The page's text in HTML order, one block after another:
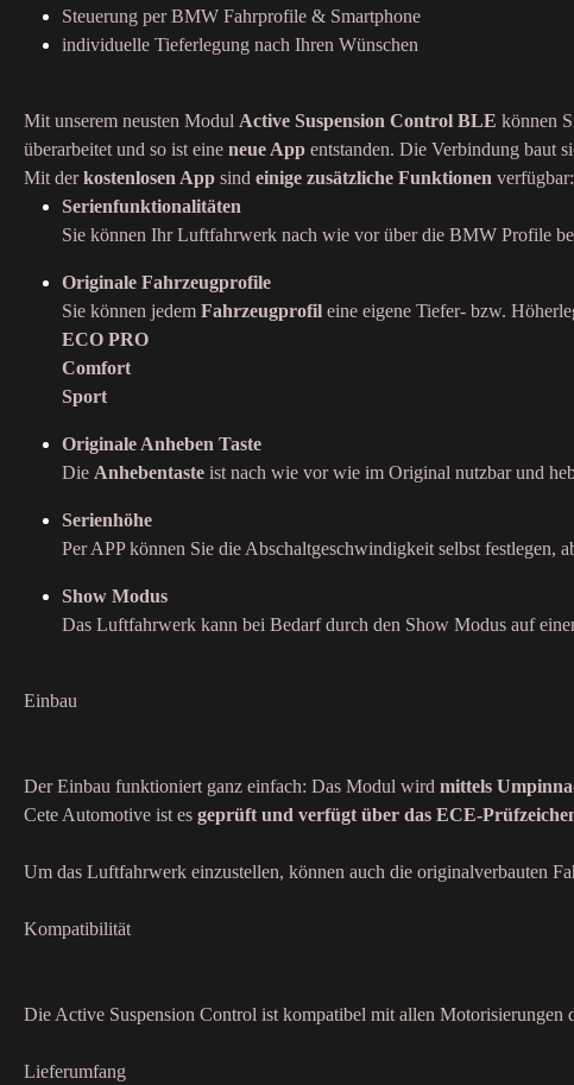
Steuerung per BMW Fahrprofile & Smartphone
individuelle Tieferlegung nach Ihren Wünschen
Mit unserem neusten Modul Active Suspension Control BLE können
überarbeitet und so ist eine neue App entstanden. Die Verbindung baut
Mit derkostenlosen App sind einige zusätzliche Funktionen verfügbar:
Serienfunktionalitäten
Sie können Ihr Luftfahrwerk nach wie vor über die BMW Profile
Originale Fahrzeugprofile
Sie können jedem Fahrzeugprofil eine eigene Tiefer- bzw.
ECO PRO
Comfort
Sport
Originale Anheben Taste
Die Anhebentaste ist nach wie vor wie im Original nutzbar und
Serienhöhe
Per APP können Sie die Abschaltgeschwindigkeit selbst festlegen,
Show Modus
Das Luftfahrwerk kann bei Bedarf durch den Show Modus auf
Einbau
Der Einbau funktioniert ganz einfach: Das Modul wird mittels
Cete Automotive ist es geprüft und verfügt über das ECE-
Um das Luftfahrwerk einzustellen, können auch die originalverbauten
Kompatibilität
Die Active Suspension Control ist kompatibel mit allen
Lieferumfang